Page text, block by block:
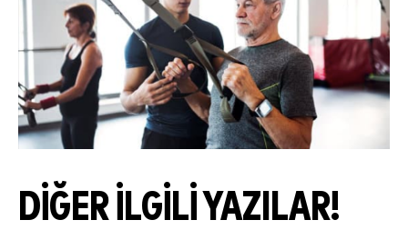
DİĞER İLGİLİ YAZILAR!